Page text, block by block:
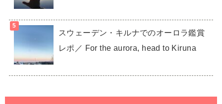
スウェーデン・キルナでのオーロラ鑑賞
レポ／ For the aurora, head to Kiruna